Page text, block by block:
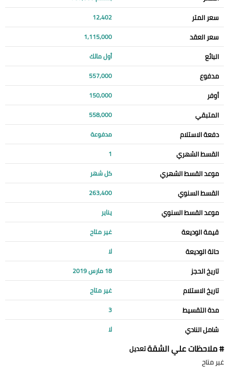
سعر المتر 12,402
سعر العقد 1,115,000
البائع أول مالك
مدفوع 557,000
أوفر 150,000
المتبقي 558,000
دفعة الاستلام مدفوعة
القسط الشهري 1
موعد القسط الشهري كل شهر
القسط السنوي 263,400
موعد القسط السنوي يناير
قيمة الوديعة غير متاح
حالة الوديعة لا
تاريخ الحجز 18 مارس 2019
تاريخ الاستلام غير متاح
مدة التقسيط 3
شامل النادي لا
# ملاحظات علي الشقةتعديل
غير متاح